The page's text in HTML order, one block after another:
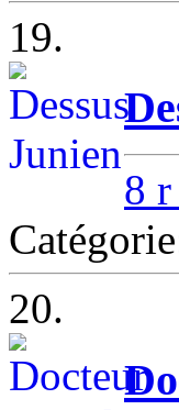
19.
8 r
20.